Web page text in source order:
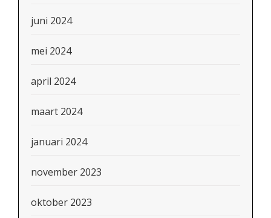
juni 2024
mei 2024
april 2024
maart 2024
januari 2024
november 2023
oktober 2023